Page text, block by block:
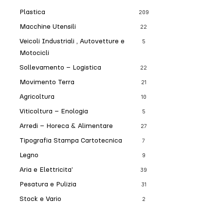
Plastica
209
Macchine Utensili 22
Veicoli Industriali , Autovetture e
Motocicli
5
Sollevamento – Logistica 22
Movimento Terra 21
Agricoltura 10
Viticoltura – Enologia 5
Arredi – Horeca & Alimentare 27
Tipografia Stampa Cartotecnica 7
Legno 9
Aria e Elettricita’ 39
Pesatura e Pulizia 31
Stock e Vario 2